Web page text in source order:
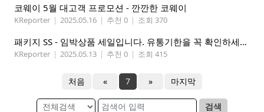
코웨이 5월 대고객 프로모션 - 깐깐한 코웨이
KReporter | 2025.05.16 | 추천 0 | 조회 370
패키지 SS - 임박상품 세일입니다. 유통기한을 꼭 확인하세요.
KReporter | 2025.05.13 | 추천 0 | 조회 415
처음 « 7 » 마지막
검색